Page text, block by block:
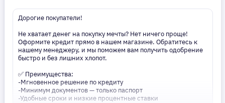
Дорогие покупатели!
Не хватает денег на покупку мечты? Нет ничего проще!
Оформите кредит прямо в нашем магазине. Обратитесь к
нашему менеджеру, и мы поможем вам получить одобрение
быстро и без лишних хлопот.
✅ Преимущества:
-Мгновенное решение по кредиту
-Минимум документов — только паспорт
-Удобные сроки и низкие процентные ставки